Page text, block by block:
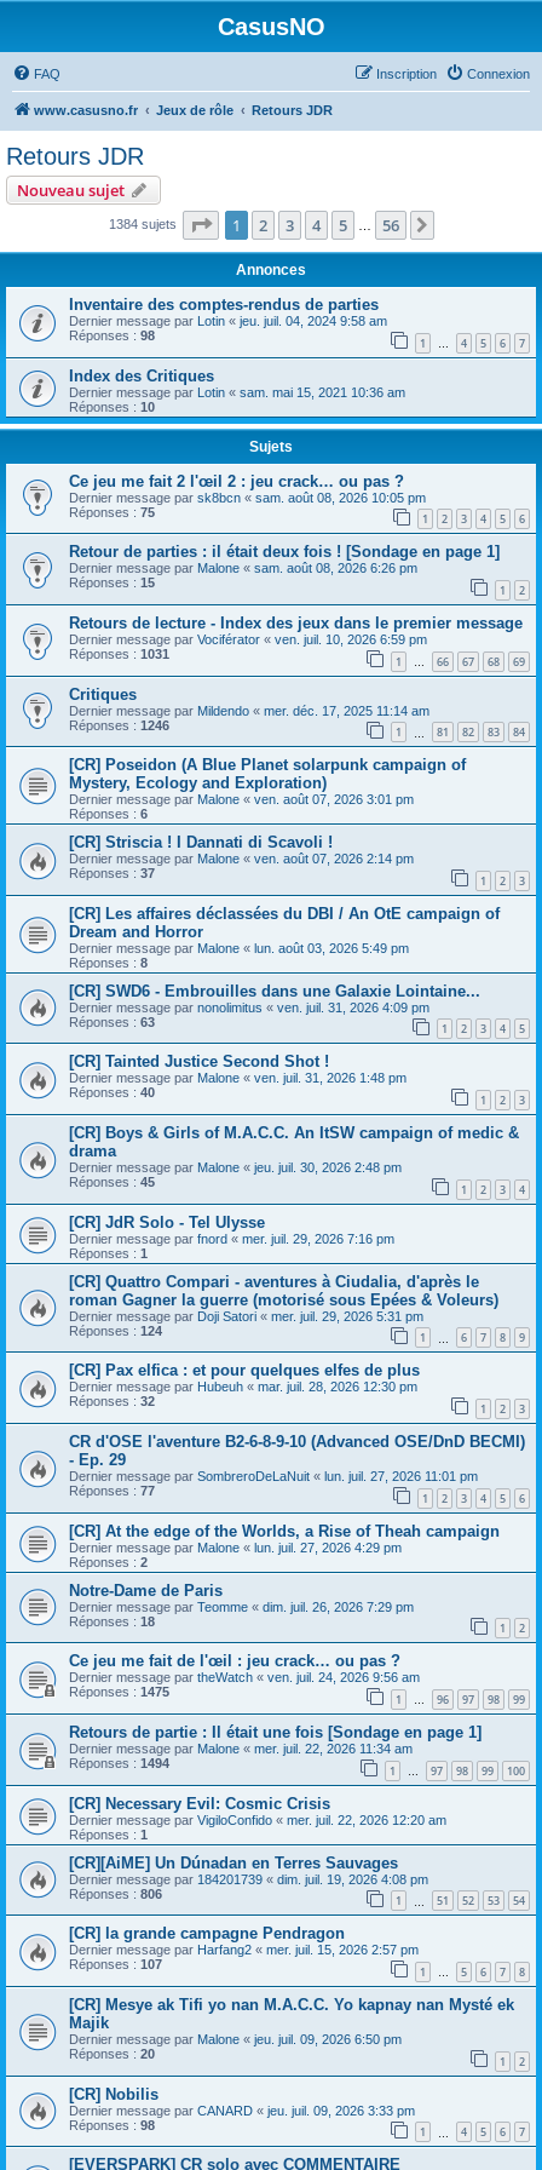
CasusNO
FAQ Connexion
Inscription
www.casusno.fr Jeux de rôle Retours JDR
Retours JDR
Nouveau sujet
1384 sujets Page 1sur56
1 2 3 4 5 56
Annonces
Inventaire des comptes-rendus de parties
Dernier message par Lotin « jeu. juil. 04, 2024 9:58 am
Réponses : 98 1 … 4 5 6 7
Index des Critiques
Dernier message par Lotin « sam. mai 15, 2021 10:36 am
Réponses : 10
Sujets
Ce jeu me fait 2 l'œil 2 : jeu crack… ou pas ?
Dernier message par sk8bcn « sam. août 08, 2026 10:05 pm
Réponses : 75 1 2 3 4 5 6
Retour de parties : il était deux fois ! [Sondage en page 1]
Dernier message par Malone « sam. août 08, 2026 6:26 pm
Réponses : 15 1 2
Retours de lecture - Index des jeux dans le premier message
Dernier message par Vociférator « ven. juil. 10, 2026 6:59 pm
Réponses : 1031 1 … 66 67 68 69
Critiques
Dernier message par Mildendo « mer. déc. 17, 2025 11:14 am
Réponses : 1246 1 81 82 83 84
[CR] Poseidon (A Blue Planet solarpunk campaign of
Mystery, Ecology and Exploration)
Dernier message par Malone « ven. août 07, 2026 3:01 pm
Réponses : 6
[CR] Striscia ! I Dannati di Scavoli !
Dernier message par Malone « ven. août 07, 2026 2:14 pm
Réponses : 37 1 2 3
[CR] Les affaires déclassées du DBI / An OtE campaign of
Dream and Horror
Dernier message par Malone « lun. août 03, 2026 5:49 pm
Réponses : 8
[CR] SWD6 - Embrouilles dans une Galaxie Lointaine...
Dernier message par nonolimitus « ven. juil. 31, 2026 4:09 pm
Réponses : 63 1 2 3 4 5
[CR] Tainted Justice Second Shot !
Dernier message par Malone « ven. juil. 31, 2026 1:48 pm
Réponses : 40 1 2 3
[CR] Boys & Girls of M.A.C.C. An ItSW campaign of medic &
drama
Dernier message par Malone « jeu. juil. 30, 2026 2:48 pm
Réponses : 45 1 2 3 4
[CR] JdR Solo - Tel Ulysse
Dernier message par fnord « mer. juil. 29, 2026 7:16 pm
Réponses : 1
[CR] Quattro Compari - aventures à Ciudalia, d'après le
roman Gagner la guerre (motorisé sous Epées & Voleurs)
Dernier message par Doji Satori « mer. juil. 29, 2026 5:31 pm
Réponses : 124 1 6 7 8 9
[CR] Pax elfica : et pour quelques elfes de plus
Dernier message par Hubeuh « mar. juil. 28, 2026 12:30 pm
Réponses : 32 1 2 3
CR d'OSE l'aventure B2-6-8-9-10 (Advanced OSE/DnD BECMI)
- Ep. 29
Dernier message par SombreroDeLaNuit « lun. juil. 27, 2026 11:01 pm
Réponses : 77 1 2 3 4 5 6
[CR] At the edge of the Worlds, a Rise of Theah campaign
Dernier message par Malone « lun. juil. 27, 2026 4:29 pm
Réponses : 2
Notre-Dame de Paris
Dernier message par Teomme « dim. juil. 26, 2026 7:29 pm
Réponses : 18 1 2
Ce jeu me fait de l'œil : jeu crack… ou pas ?
Dernier message par theWatch « ven. juil. 24, 2026 9:56 am
Réponses : 1475 1 … 96 97 98 99
Retours de partie : Il était une fois [Sondage en page 1]
Dernier message par Malone « mer. juil. 22, 2026 11:34 am
Réponses : 1494 1 … 97 98 99 100
[CR] Necessary Evil: Cosmic Crisis
Dernier message par VigiloConfido « mer. juil. 22, 2026 12:20 am
Réponses : 1
[CR][AiME] Un Dúnadan en Terres Sauvages
Dernier message par 184201739 « dim. juil. 19, 2026 4:08 pm
Réponses : 806 1 51 52 53 54
[CR] la grande campagne Pendragon
Dernier message par Harfang2 « mer. juil. 15, 2026 2:57 pm
Réponses : 107 1 … 5 6 7 8
[CR] Mesye ak Tifi yo nan M.A.C.C. Yo kapnay nan Mysté ek
Majik
Dernier message par Malone « jeu. juil. 09, 2026 6:50 pm
Réponses : 20 1 2
[CR] Nobilis
Dernier message par CANARD « jeu. juil. 09, 2026 3:33 pm
Réponses : 98 1 4 5 6 7
[EVERSPARK] CR solo avec COMMENTAIRE